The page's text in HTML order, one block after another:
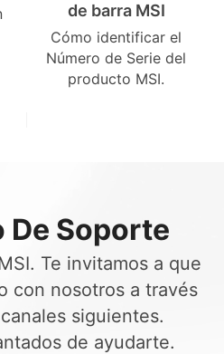
de barra MSI
Cómo identificar el
Número de Serie del
producto MSI.
Soporte
Te invitamos a que
con nosotros a través
siguientes.
de ayudarte.